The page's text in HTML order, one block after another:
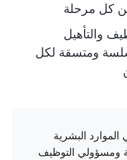
من كل مرحلة
والتأهيل
ومتسقة لكل
البشرية
ومسؤولي التوظيف